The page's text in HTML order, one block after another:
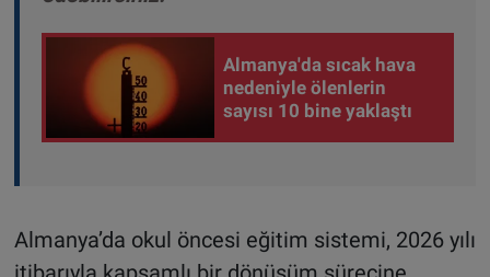
Almanya'da sıcak hava
nedeniyle ölenlerin
sayısı 10 bine yaklaştı
Almanya’da okul öncesi eğitim sistemi, 2026 yılı